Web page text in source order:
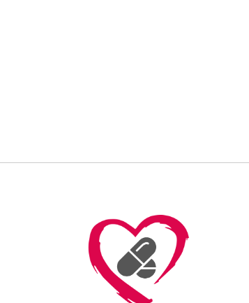
Reseptilääkkeiden tilaaminen edellyttää
-palvelusta.
tunnistautua. Apteekki käsittelee